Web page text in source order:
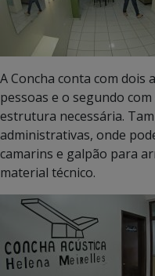
A Concha conta com
pessoas e o segundo
estrutura necessária.
administrativas, onde
camarins e galpão para
material técnico.